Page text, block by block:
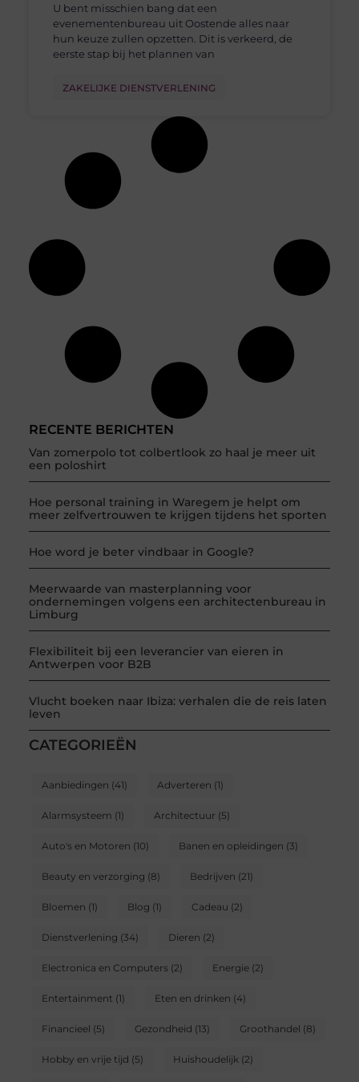
RECENTE BERICHTEN
Van zomerpolo tot colbertlook zo haal je meer uit
een poloshirt
Hoe personal training in Waregem je helpt om
meer zelfvertrouwen te krijgen tijdens het sporten
Hoe word je beter vindbaar in Google?
Meerwaarde van masterplanning voor
ondernemingen volgens een architectenbureau in
Limburg
Flexibiliteit bij een leverancier van eieren in
Antwerpen voor B2B
Vlucht boeken naar Ibiza: verhalen die de reis laten
leven
CATEGORIEËN
Aanbiedingen (41) Adverteren (1)
Alarmsysteem (1) Architectuur (5)
Auto's en Motoren (10) Banen en opleidingen (3)
Beauty en verzorging (8) Bedrijven (21)
Bloemen (1) Blog (1) Cadeau (2)
Dienstverlening (34) Dieren (2)
Electronica en Computers(2) Energie(2)
Entertainment (1) Eten en drinken (4)
Financieel (5) Gezondheid (13) Groothandel (8)
Hobby en vrije tijd (5) Huishoudelijk (2)
U bent misschien bang dat een
evenementenbureau uit Oostende alles naar
hun keuze zullen opzetten. Dit is verkeerd, de
eerste stap bij het plannen van
ZAKELIJKE DIENSTVERLENING